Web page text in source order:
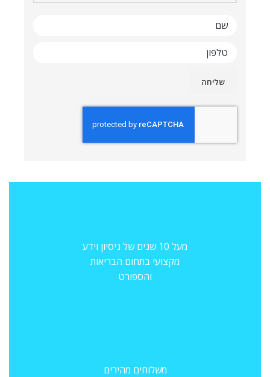
מעל 10 שנים של ניסיון וידע
מקצועי בתחום הבריאות
והספורט
משלוחים מהירים